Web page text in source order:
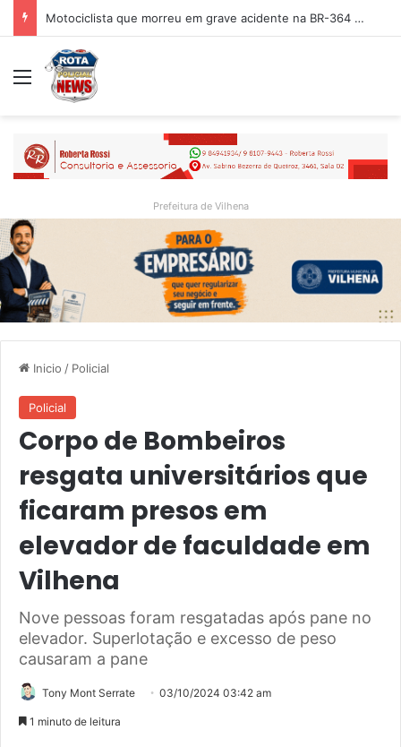
Motociclista que morreu em grave acidente na BR-364 é identificado; família procurava por ele antes de receber a notícia da tragédia
Menu
Prefeitura de Vilhena
Inicio / Policial
Policial
Corpo de Bombeiros
resgata universitários que
ficaram presos em
elevador de faculdade em
Vilhena
Nove pessoas foram resgatadas após pane no
elevador. Superlotação e excesso de peso
causaram a pane
Tony Mont Serrate 03/10/2024 03:42 am
1 minuto de leitura